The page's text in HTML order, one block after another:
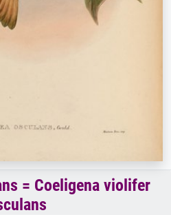
= Coeligena violifer